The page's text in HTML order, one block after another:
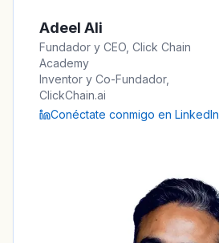
Adeel Ali
Fundador y CEO, Click Chain
Academy
Inventor y Co-Fundador,
ClickChain.ai
Conéctate conmigo en LinkedIn